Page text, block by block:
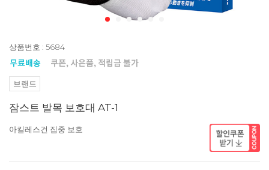
상품번호 : 5684
브랜드
잠스트 발목 보호대 AT-1
아킬레스건 집중 보호